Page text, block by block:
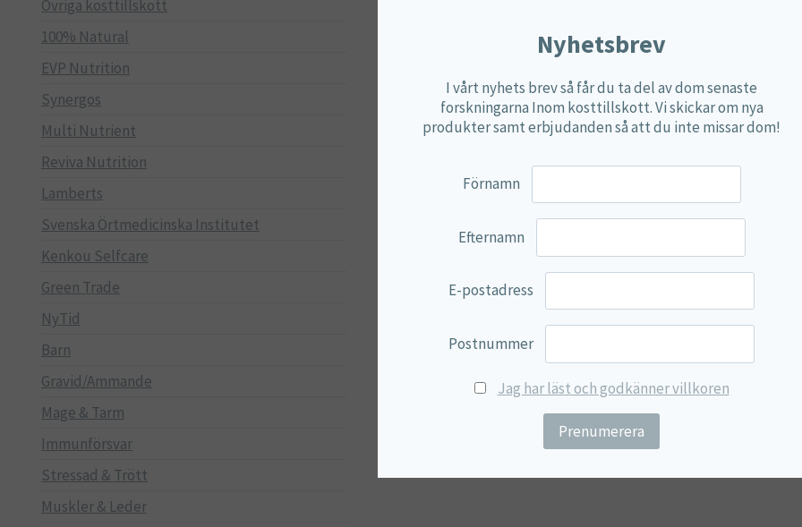
kan
på
produktsidan
Övriga kosttillskott
100% Natural
EVP Nutrition
Synergos
Multi Nutrient
Reviva Nutrition
Lamberts
Svenska Örtmedicinska Institutet
Kenkou Selfcare
Green Trade
NyTid
Barn
Gravid/Ammande
Mage & Tarm
Immunförsvar
Stressad & Trött
Muskler & Leder
Nyhetsbrev
I vårt nyhets brev så får du ta del av dom senaste
forskningarna Inom kosttillskott. Vi skickar om nya
produkter samt erbjudanden så att du inte missar dom!
Förnamn
Efternamn
E-postadress
Postnummer
Jag har läst och godkänner villkoren